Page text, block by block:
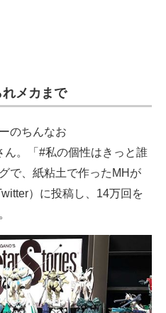
メカまで
のちんなお
ん。「#私の個性はきっと誰
で、紙粘土で作ったMHが
）に投稿し、14万回を